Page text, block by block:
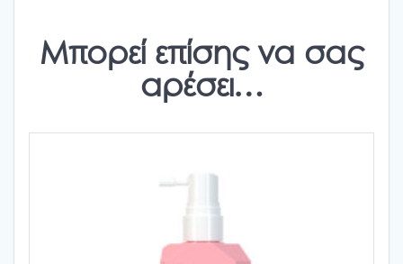
Μπορεί επίσης να σας
αρέσει…